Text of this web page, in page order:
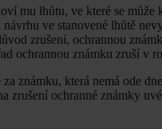
mu lhůtu, ve které se
ve stanovené lhůtě
zrušení, ochrannou
ochrannou známku zruší v
známku, která nemá ode
zrušení ochranné známky